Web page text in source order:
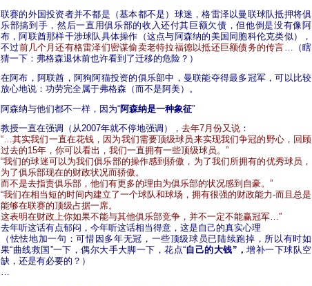
联赛的外国投资者并不都是（基本都不是）球迷，格雷泽以曼联球队抵押将俱
乐部搞到手，然后一直用俱乐部的收入还付其巨额欠债，但他倒是没有像阿
布，阿联酋那样干涉球队具体操作（这点与阿森纳的美国同胞科伦克类似），
不过前几个月还有格雷泽们密谋偷卖老特拉福德以抵还巨额债务的传言 …（瞎
猜一下：弗格森退休前也许看到了迁移的危险？）
在阿布，阿联酋，阿狗阿猫投资的俱乐部中，曼联能夺得最多冠军，可以比较
放心地说：功劳完全属于弗格森（而不是阿美）。
阿森纳与他们都不一样，因为“阿森纳是一种象征”
教授一直在强调（从2007年就不停地强调）， 去年7月份又说 ：
“…其实我们一直在花钱，因为我们需要顶级球员来实现我们争冠的野心，回顾
过去的15年，你可以看出，我们一直拥有一些顶级球员。”
“我们的球迷可以为我们俱乐部的操作感到骄傲，为了我们所拥有的优秀球员，
为了俱乐部现在的财政状况而骄傲。
而不是去指责俱乐部，他们有更多的理由为俱乐部的状况感到自豪。”
“我们在相当短的时间内建立了一个球队和球场，拥有很强的财政能力-而且总是
能够在联赛的顶级占据一席。
这表明在财政上你如果不能与其他俱乐部竞争，并不一定不能赢冠军…”
去年听这话有点郁闷，今年听这话相当得意，这是自己的真实心理
（怯怯地加一句：可惜因多年无冠，一些顶级球员已陆续跑掉，所以有时如
果“曲线救国”一下，偶尔大手大脚一下，花点“自己的大钱”，增补一下球队空
缺，还是有必要的？）
…